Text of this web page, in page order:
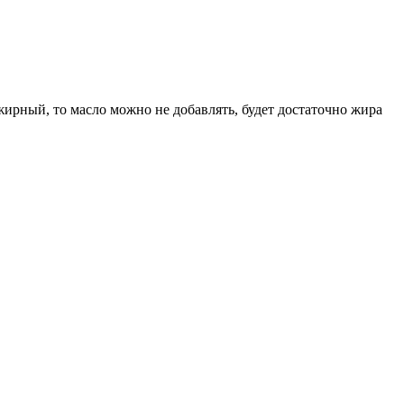
то масло можно не добавлять, будет достаточно жира